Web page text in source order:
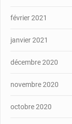
février 2021
janvier 2021
décembre 2020
novembre 2020
octobre 2020